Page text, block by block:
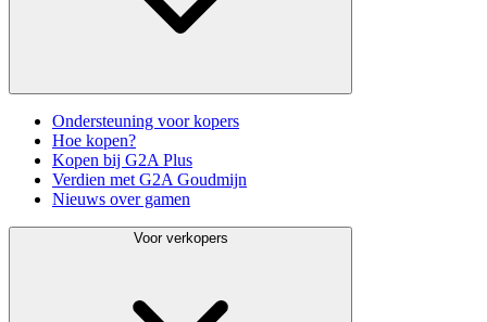
Ondersteuning voor kopers
Hoe kopen?
Kopen bij G2A Plus
Verdien met G2A Goudmijn
Nieuws over gamen
Voor verkopers